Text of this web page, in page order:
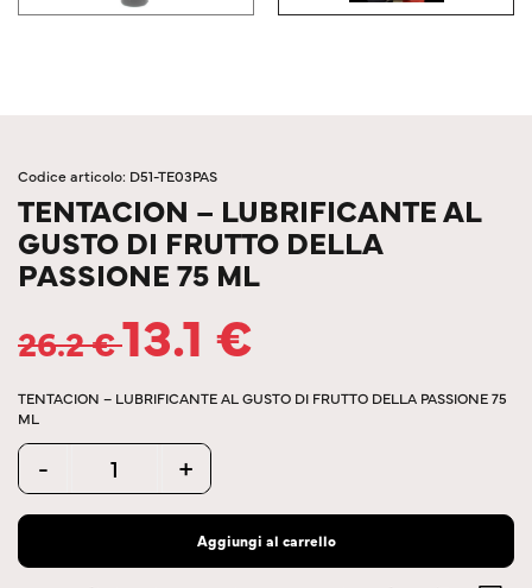
Codice articolo: D51-TE03PAS
TENTACION – LUBRIFICANTE AL
GUSTO DI FRUTTO DELLA
PASSIONE 75 ML
26.2€13.1 €
TENTACION – LUBRIFICANTE AL GUSTO DI FRUTTO DELLA PASSIONE 75
ML
Quantity
- +
Aggiungi al carrello